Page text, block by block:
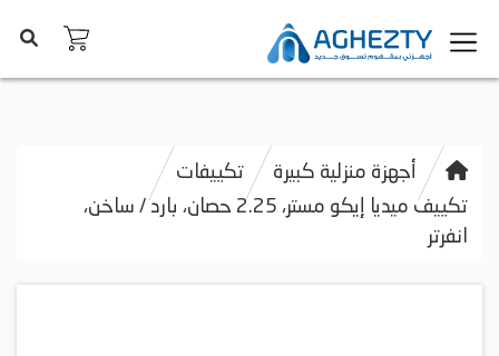
أجهزة منزلية كبيرة
تكييفات
تكييف ميديا إيكو مستر، 2.25 حصان، بارد / ساخن،
انفرتر